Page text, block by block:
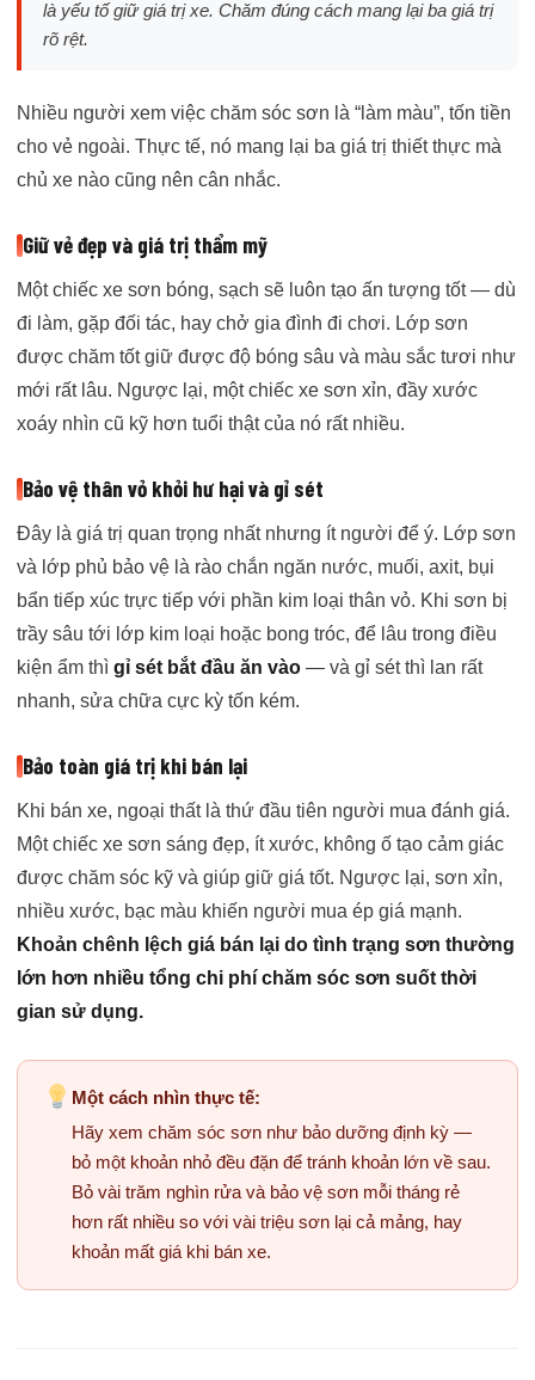
là yếu tố giữ giá trị xe. Chăm đúng cách mang lại ba giá trị
rõ rệt.
Nhiều người xem việc chăm sóc sơn là “làm màu”, tốn tiền
cho vẻ ngoài. Thực tế, nó mang lại ba giá trị thiết thực mà
chủ xe nào cũng nên cân nhắc.
Giữ vẻ đẹp và giá trị thẩm mỹ
Một chiếc xe sơn bóng, sạch sẽ luôn tạo ấn tượng tốt — dù
đi làm, gặp đối tác, hay chở gia đình đi chơi. Lớp sơn
được chăm tốt giữ được độ bóng sâu và màu sắc tươi như
mới rất lâu. Ngược lại, một chiếc xe sơn xỉn, đầy xước
xoáy nhìn cũ kỹ hơn tuổi thật của nó rất nhiều.
Bảo vệ thân vỏ khỏi hư hại và gỉ sét
Đây là giá trị quan trọng nhất nhưng ít người để ý. Lớp sơn
và lớp phủ bảo vệ là rào chắn ngăn nước, muối, axit, bụi
bẩn tiếp xúc trực tiếp với phần kim loại thân vỏ. Khi sơn bị
trầy sâu tới lớp kim loại hoặc bong tróc, để lâu trong điều
kiện ẩm thì gỉ sét bắt đầu ăn vào — và gỉ sét thì lan rất
nhanh, sửa chữa cực kỳ tốn kém.
Bảo toàn giá trị khi bán lại
Khi bán xe, ngoại thất là thứ đầu tiên người mua đánh giá.
Một chiếc xe sơn sáng đẹp, ít xước, không ố tạo cảm giác
được chăm sóc kỹ và giúp giữ giá tốt. Ngược lại, sơn xỉn,
nhiều xước, bạc màu khiến người mua ép giá mạnh.
Khoản chênh lệch giá bán lại do tình trạng sơn thường
lớn hơn nhiều tổng chi phí chăm sóc sơn suốt thời
gian sử dụng.
Một cách nhìn thực tế:
Hãy xem chăm sóc sơn như bảo dưỡng định kỳ —
bỏ một khoản nhỏ đều đặn để tránh khoản lớn về sau.
Bỏ vài trăm nghìn rửa và bảo vệ sơn mỗi tháng rẻ
hơn rất nhiều so với vài triệu sơn lại cả mảng, hay
khoản mất giá khi bán xe.